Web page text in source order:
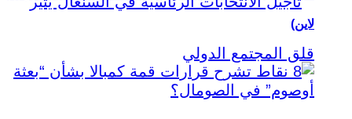
لاين)